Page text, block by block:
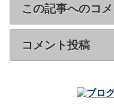
この記事へのコ
コメント投稿